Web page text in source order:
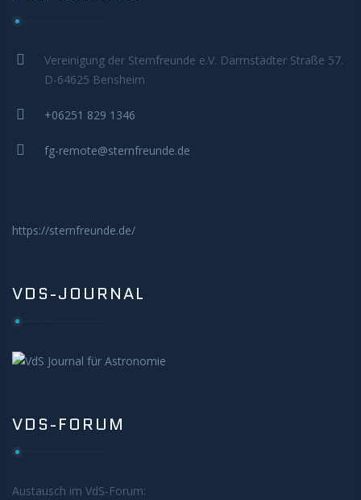
Vereinigung der Sternfreunde e.V. Darmstädter Straße 57.
D-64625 Bensheim
+06251 829 1346
fg-remote@sternfreunde.de
https://sternfreunde.de/
VDS-JOURNAL
VDS-FORUM
Austausch im VdS-Forum: